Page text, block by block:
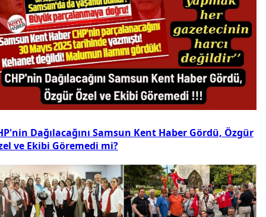
Dağılacağını Samsun Kent Haber Gördü, Özgür
ve Ekibi Göremedi mi?